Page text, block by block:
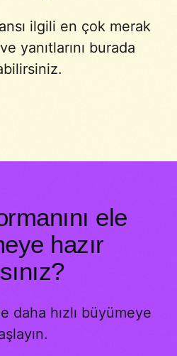
ilgili en çok merak
yanıtlarını burada
ele
hazır
daha hızlı büyümeye